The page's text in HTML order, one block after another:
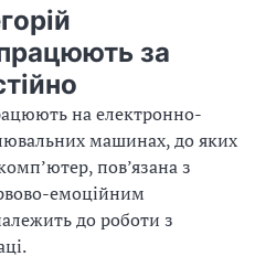
працюють за
на електронно-
машинах, до яких
пов’язана з
емоційним
до роботи з